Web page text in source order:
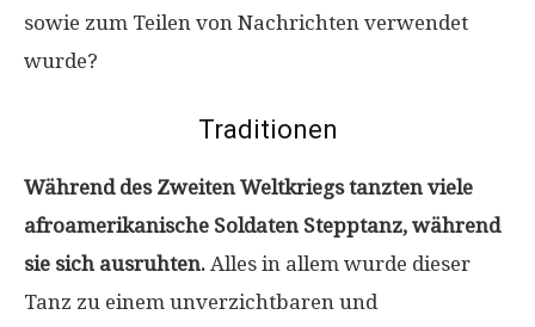
sowie zum Teilen von Nachrichten verwendet
wurde?
Traditionen
Während des Zweiten Weltkriegs tanzten viele
afroamerikanische Soldaten Stepptanz, während
sie sich ausruhten. Alles in allem wurde dieser
Tanz zu einem unverzichtbaren und